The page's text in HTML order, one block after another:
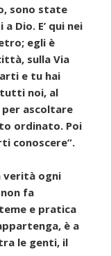
sono state
Dio. E’ qui nei
egli è
sulla Via
e tu hai
noi, al
ascoltare
ordinato. Poi
conoscere”.
verità ogni
fa
e pratica
è a
le genti, il